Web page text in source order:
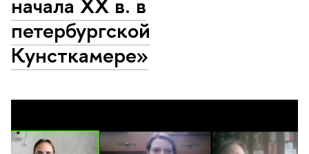
петербургской
Кунсткамере»